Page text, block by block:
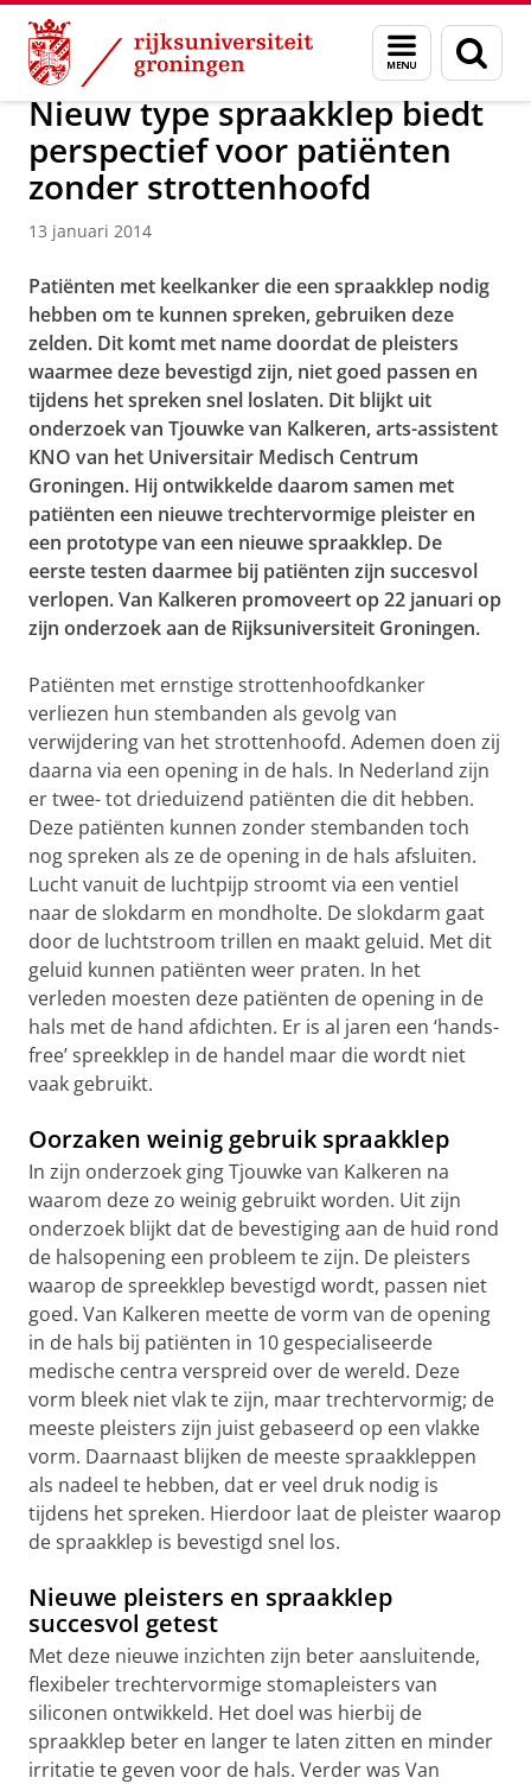
Skip
Content
Skip
Navigation
Menu
en
zoeken
Over ons Actueel Nieuws Nieuwsberichten
Nieuw type spraakklep biedt
perspectief voor patiënten
zonder strottenhoofd
13 januari 2014
Patiënten met keelkanker die een spraakklep nodig
hebben om te kunnen spreken, gebruiken deze
zelden. Dit komt met name doordat de pleisters
waarmee deze bevestigd zijn, niet goed passen en
tijdens het spreken snel loslaten. Dit blijkt uit
onderzoek van Tjouwke van Kalkeren, arts-assistent
KNO van het Universitair Medisch Centrum
Groningen. Hij ontwikkelde daarom samen met
patiënten een nieuwe trechtervormige pleister en
een prototype van een nieuwe spraakklep. De
eerste testen daarmee bij patiënten zijn succesvol
verlopen. Van Kalkeren promoveert op 22 januari op
zijn onderzoek aan de Rijksuniversiteit Groningen.
Patiënten met ernstige strottenhoofdkanker
verliezen hun stembanden als gevolg van
verwijdering van het strottenhoofd. Ademen doen zij
daarna via een opening in de hals. In Nederland zijn
er twee- tot drieduizend patiënten die dit hebben.
Deze patiënten kunnen zonder stembanden toch
nog spreken als ze de opening in de hals afsluiten.
Lucht vanuit de luchtpijp stroomt via een ventiel
naar de slokdarm en mondholte. De slokdarm gaat
door de luchtstroom trillen en maakt geluid. Met dit
geluid kunnen patiënten weer praten. In het
verleden moesten deze patiënten de opening in de
hals met de hand afdichten. Er is al jaren een ‘hands-
free’ spreekklep in de handel maar die wordt niet
vaak gebruikt.
Oorzaken weinig gebruik spraakklep
In zijn onderzoek ging Tjouwke van Kalkeren na
waarom deze zo weinig gebruikt worden. Uit zijn
onderzoek blijkt dat de bevestiging aan de huid rond
de halsopening een probleem te zijn. De pleisters
waarop de spreekklep bevestigd wordt, passen niet
goed. Van Kalkeren meette de vorm van de opening
in de hals bij patiënten in 10 gespecialiseerde
medische centra verspreid over de wereld. Deze
vorm bleek niet vlak te zijn, maar trechtervormig; de
meeste pleisters zijn juist gebaseerd op een vlakke
vorm. Daarnaast blijken de meeste spraakkleppen
als nadeel te hebben, dat er veel druk nodig is
tijdens het spreken. Hierdoor laat de pleister waarop
de spraakklep is bevestigd snel los.
Nieuwe pleisters en spraakklep
succesvol getest
Met deze nieuwe inzichten zijn beter aansluitende,
flexibeler trechtervormige stomapleisters van
siliconen ontwikkeld. Het doel was hierbij de
spraakklep beter en langer te laten zitten en minder
irritatie te geven voor de hals. Verder was Van